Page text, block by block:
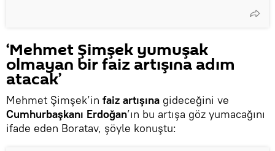
‘Mehmet Şimşek yumuşak
olmayan bir faiz artışına adım
atacak’
Mehmet Şimşek’in faiz artışına gideceğini ve
Cumhurbaşkanı Erdoğan’ın bu artışa göz yumacağını
ifade eden Boratav, şöyle konuştu: